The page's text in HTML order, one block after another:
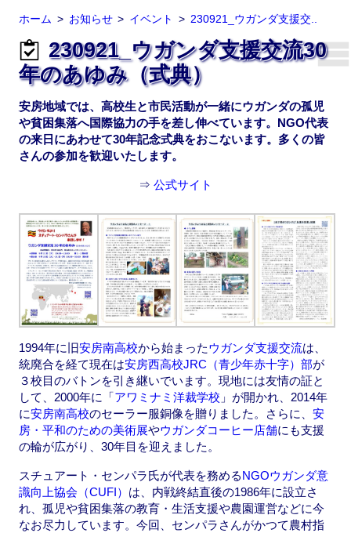
ホーム お知らせ イベント 230921_ウガンダ支援交..
230921_ウガンダ支援交流30
年のあゆみ（式典）
安房地域では、高校生と市民活動が一緒にウガンダの孤児
や貧困集落へ国際協力の手を差し伸べています。NGO代表
の来日にあわせて30年記念式典をおこないます。多くの皆
さんの参加を歓迎いたします。
⇒ 公式サイト
1994年に旧安房南高校から始まったウガンダ支援交流は、
統廃合を経て現在は安房西高校JRC（青少年赤十字）部が
３校目のバトンを引き継いでいます。現地には友情の証と
して、2000年に「アワミナミ洋裁学校 」が開かれ、2014年
に安房南高校のセーラー服銅像を贈りました。さらに、 安
房・平和のための美術展やウガンダコーヒー店舗にも支援
の輪が広がり、30年目を迎えました。
スチュアート・センパラ氏が代表を務めるNGOウガンダ意
識向上協会（CUFI） は、内戦終結直後の1986年に設立さ
れ、孤児や貧困集落の教育・生活支援や農園運営などに今
なお尽力しています。今回、センパラさんがかつて農村指